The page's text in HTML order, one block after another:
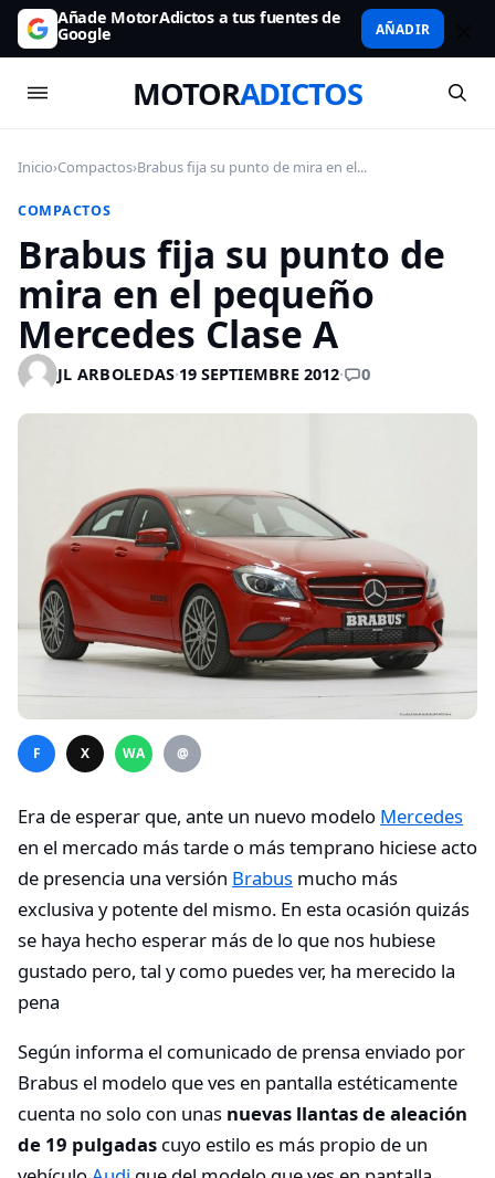
Añade MotorAdictos a tus fuentes de
Google AÑADIR
MOTORADICTOS
Inicio›Compactos›Brabus fija su punto de mira en el...
COMPACTOS
Brabus fija su punto de
mira en el pequeño
Mercedes Clase A
JL ARBOLEDAS·19 SEPTIEMBRE 2012· 0
F X WA @
Era de esperar que, ante un nuevo modelo Mercedes
en el mercado más tarde o más temprano hiciese acto
de presencia una versión Brabus mucho más
exclusiva y potente del mismo. En esta ocasión quizás
se haya hecho esperar más de lo que nos hubiese
gustado pero, tal y como puedes ver, ha merecido la
pena
Según informa el comunicado de prensa enviado por
Brabus el modelo que ves en pantalla estéticamente
cuenta no solo con unas nuevas llantas de aleación
de 19 pulgadas cuyo estilo es más propio de un